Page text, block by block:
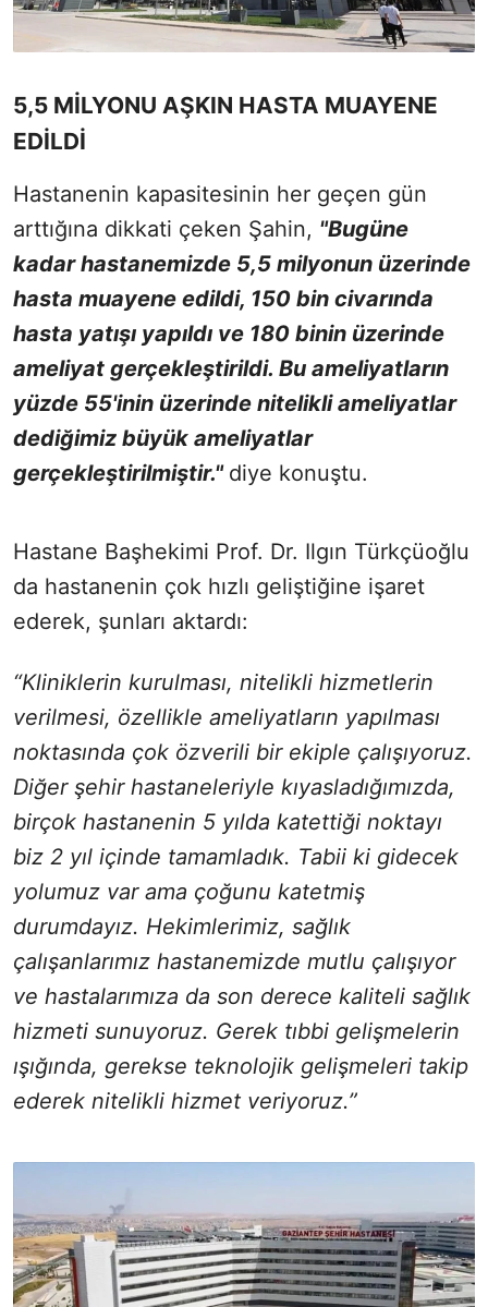
5,5 MİLYONU AŞKIN HASTA MUAYENE
EDİLDİ
Hastanenin kapasitesinin her geçen gün
arttığına dikkati çeken Şahin, "Bugüne
kadar hastanemizde 5,5 milyonun üzerinde
hasta muayene edildi, 150 bin civarında
hasta yatışı yapıldı ve 180 binin üzerinde
ameliyat gerçekleştirildi. Bu ameliyatların
yüzde 55'inin üzerinde nitelikli ameliyatlar
dediğimiz büyük ameliyatlar
gerçekleştirilmiştir." diye konuştu.
Hastane Başhekimi Prof. Dr. Ilgın Türkçüoğlu
da hastanenin çok hızlı geliştiğine işaret
ederek, şunları aktardı:
“Kliniklerin kurulması, nitelikli hizmetlerin
verilmesi, özellikle ameliyatların yapılması
noktasında çok özverili bir ekiple çalışıyoruz.
Diğer şehir hastaneleriyle kıyasladığımızda,
birçok hastanenin 5 yılda katettiği noktayı
biz 2 yıl içinde tamamladık. Tabii ki gidecek
yolumuz var ama çoğunu katetmiş
durumdayız. Hekimlerimiz, sağlık
çalışanlarımız hastanemizde mutlu çalışıyor
ve hastalarımıza da son derece kaliteli sağlık
hizmeti sunuyoruz. Gerek tıbbi gelişmelerin
ışığında, gerekse teknolojik gelişmeleri takip
ederek nitelikli hizmet veriyoruz.”